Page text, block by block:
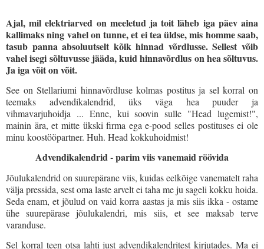
Ajal, mil elektriarved on meeletud ja toit läheb iga päev aina
kallimaks ning vahel on tunne, et ei tea üldse, mis homme saab,
tasub panna absoluutselt kõik hinnad võrdlusse. Sellest võib
vahel isegi sõltuvusse jääda, kuid hinnavõrdlus on hea sõltuvus.
Ja iga võit on võit.
See on Stellariumi hinnavõrdluse kolmas postitus ja sel korral on
teemaks advendikalendrid, üks väga hea puuder ja
vihmavarjuhoidja ... Enne, kui soovin sulle "Head lugemist!",
mainin ära, et mitte ükski firma ega e-pood selles postituses ei ole
minu koostööpartner. Huh. Head kokkuhoidmist!
Advendikalendrid - parim viis vanemaid röövida
Jõulukalendrid on suurepärane viis, kuidas eelkõige vanematelt raha
välja pressida, sest oma laste arvelt ei taha me ju sageli kokku hoida.
Seda enam, et jõulud on vaid korra aastas ja mis siis ikka - ostame
ühe suurepärase jõulukalendri, mis siis, et see maksab terve
varanduse.
Sel korral teen otsa lahti just advendikalendritest kirjutades. Ma ei